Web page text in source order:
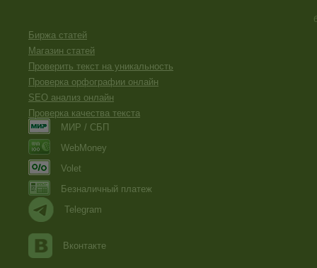
Биржа статей
Магазин статей
Проверить текст на уникальность
Проверка орфографии онлайн
SEO анализ онлайн
Проверка качества текста
МИР / СБП
WebMoney
Volet
Безналичный платеж
Telegram
Вконтакте